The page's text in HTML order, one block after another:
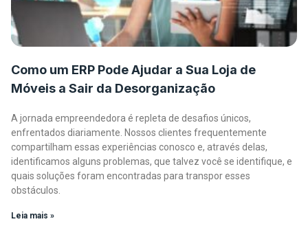
Como um ERP Pode Ajudar a Sua Loja de
Móveis a Sair da Desorganização
A jornada empreendedora é repleta de desafios únicos,
enfrentados diariamente. Nossos clientes frequentemente
compartilham essas experiências conosco e, através delas,
identificamos alguns problemas, que talvez você se identifique, e
quais soluções foram encontradas para transpor esses
obstáculos.
Leia mais »